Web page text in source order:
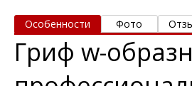
Особенности Фото
Гриф w-